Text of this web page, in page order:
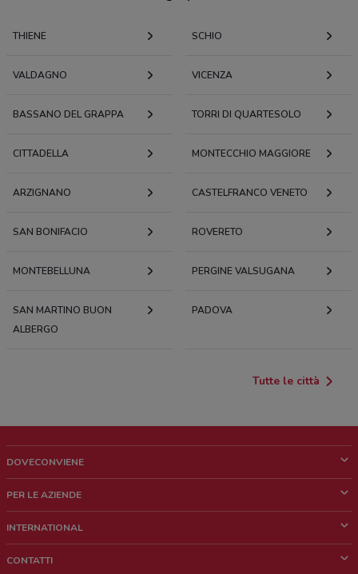
THIENE SCHIO
VALDAGNO VICENZA
BASSANO DEL GRAPPA TORRI DI QUARTESOLO
CITTADELLA MONTECCHIO MAGGIORE
ARZIGNANO CASTELFRANCO VENETO
SAN BONIFACIO ROVERETO
MONTEBELLUNA PERGINE VALSUGANA
SAN MARTINO BUON
ALBERGO
PADOVA
Tutte le città
DOVECONVIENE
Chi siamo
Lavora con noi
PER LE AZIENDE
Richieste commerciali e marketing
INTERNATIONAL
CONTATTI